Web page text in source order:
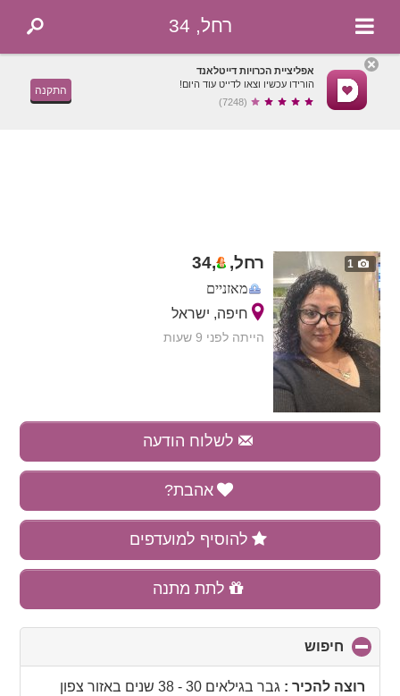
רחל, 34
אפליציית הכרויות דייטלאנד
הורידו עכשיו וצאו לדייט עוד היום!
(7248)
התקנה
1 רחל, ,
34
מאזניים
חיפה, ישראל
הייתה לפני 9 שעות
לשלוח הודעה
אהבת?
להוסיף למועדפים
לתת מתנה
חיפוש
to
collapseרוצה להכיר : גבר בגילאים 30 - 38 שנים באזור צפון